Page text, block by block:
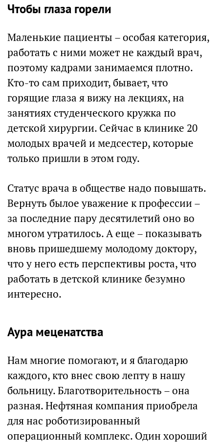
Чтобы глаза горели
Маленькие пациенты – особая категория,
работать с ними может не каждый врач,
поэтому кадрами занимаемся плотно.
Кто-то сам приходит, бывает, что
горящие глаза я вижу на лекциях, на
занятиях студенческого кружка по
детской хирургии. Сейчас в клинике 20
молодых врачей и медсестер, которые
только пришли в этом году.
Статус врача в обществе надо повышать.
Вернуть былое уважение к профессии –
за последние пару десятилетий оно во
многом утратилось. А еще – показывать
вновь пришедшему молодому доктору,
что у него есть перспективы роста, что
работать в детской клинике безумно
интересно.
Аура меценатства
Нам многие помогают, и я благодарю
каждого, кто внес свою лепту в нашу
больницу. Благотворительность – она
разная. Нефтяная компания приобрела
для нас роботизированный
операционный комплекс. Один хороший